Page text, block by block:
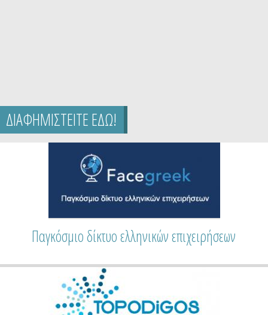
ΔΙΑΦΗΜΙΣΤΕΙΤΕ ΕΔΩ!
Παγκόσμιο δίκτυο ελληνικών επιχειρήσεων